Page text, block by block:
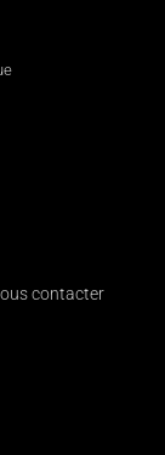
contacter